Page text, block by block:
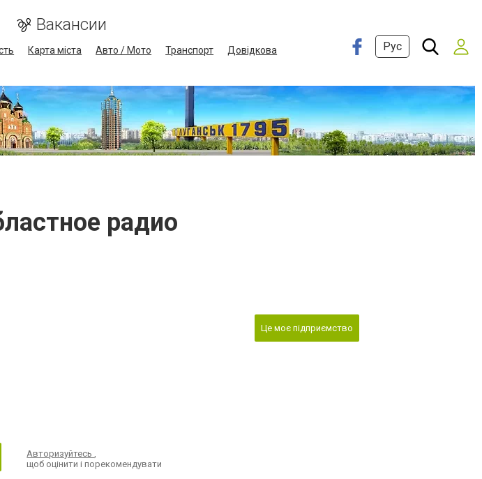
Вакансии
Карта міста Авто / Мото Транспорт
Довідкова
Рус
радио
Авторизуйтесь,
щоб оцінити і порекомендувати
Це моє підприємство